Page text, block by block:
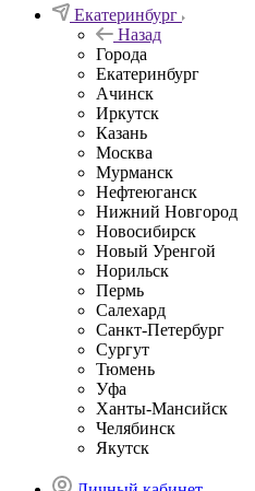
Екатеринбург
Назад
Города
Екатеринбург
Ачинск
Иркутск
Казань
Москва
Мурманск
Нефтеюганск
Нижний Новгород
Новосибирск
Новый Уренгой
Норильск
Пермь
Салехард
Санкт-Петербург
Сургут
Тюмень
Уфа
Ханты-Мансийск
Челябинск
Якутск